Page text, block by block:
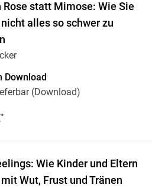
Rose statt Mimose: Wie Sie
nicht alles so schwer zu
Download
(Download)
*
Wie Kinder und Eltern
mit Wut, Frust und Tränen